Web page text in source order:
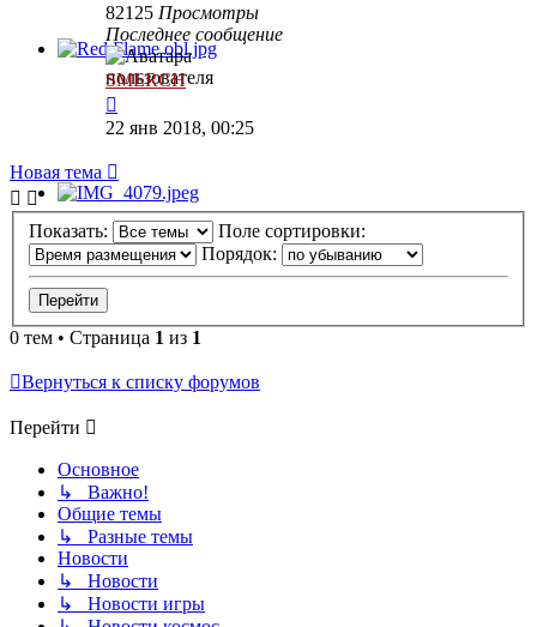
82125 Просмотры
Последнее сообщение
SMERCH
22 янв 2018, 00:25
Новая тема
Показать:
Поле сортировки:
Порядок:
0 тем • Страница 1 из 1
Вернуться к списку форумов
Перейти
Основное
↳ Важно!
Общие темы
↳ Разные темы
Новости
↳ Новости
↳ Новости игры